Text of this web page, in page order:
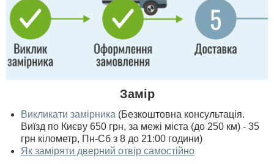
Замір
Викликати замірника (Безкоштовна консультація.
Виїзд по Києву 650 грн, за межі міста (до 250 км) - 35
грн кілометр, Пн-Сб з 8 до 21:00 години)
Як заміряти дверний отвір самостійно